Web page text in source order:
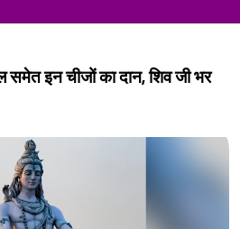
समेत इन चीजों का दान, शिव जी भर